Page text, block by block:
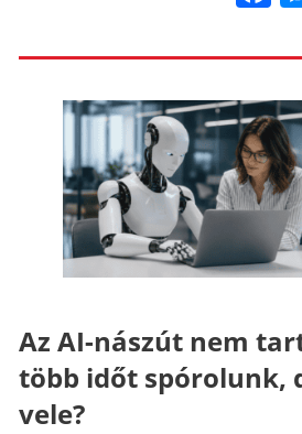
Az AI-nászút nem
több időt spórolunk,
vele?